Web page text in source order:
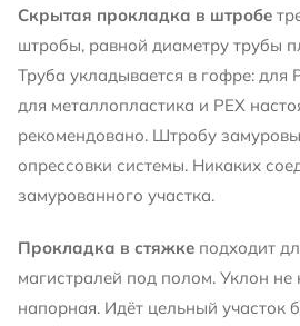
Скрытая прокладка в штробе
штробы, равной диаметру трубы
Труба укладывается в гофре: для
для металлопластика и PEX
рекомендовано. Штробу
опрессовки системы. Никаких
замурованного участка.
Прокладка в стяжке подходит
магистралей под полом. Уклон не
напорная. Идёт цельный участок